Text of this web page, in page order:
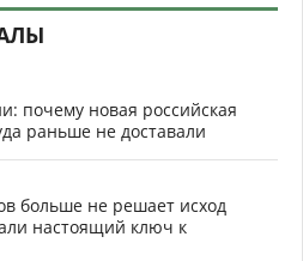
почему новая российская
раньше не доставали
больше не решает исход
настоящий ключ к